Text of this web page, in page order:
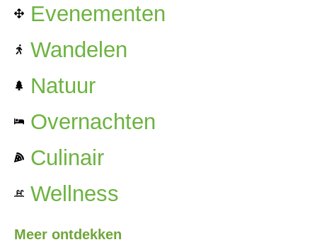
Evenementen
Wandelen
Natuur
Overnachten
Culinair
Wellness
Meer ontdekken